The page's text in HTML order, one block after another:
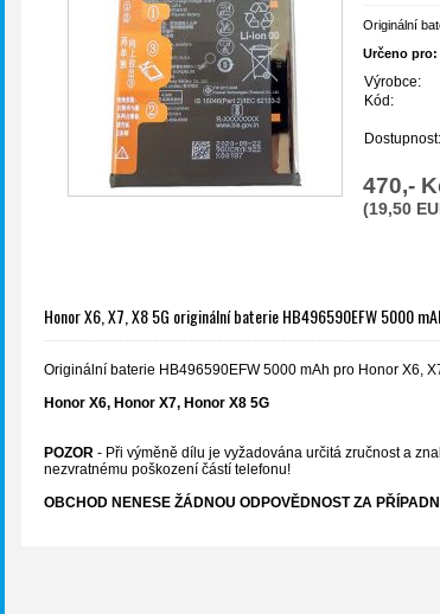
Originální
Určeno pro:
Výrobce:
Kód:
Dostupnost:
470,-
(19,50
Honor X6, X7, X8 5G originální baterie HB496590EFW 5000
Originální baterie HB496590EFW 5000 mAh pro Honor X6,
Honor X6, Honor X7, Honor X8 5G
POZOR - Při výměně dílu je vyžadována určitá zručnost a
nezvratnému poškození částí telefonu!
OBCHOD NENESE ŽÁDNOU ODPOVĚDNOST ZA